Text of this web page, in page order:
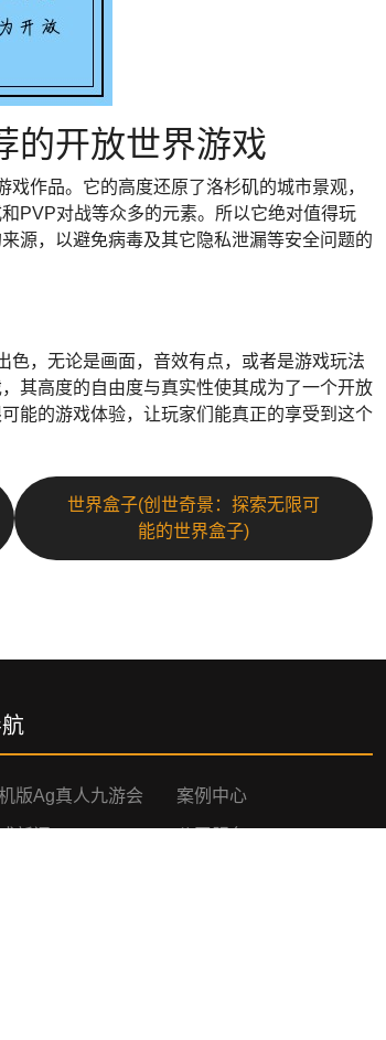
开放世界游戏
作品。它的高度还原了洛杉矶的城市景观，
PVP对战等众多的元素。所以它绝对值得玩
源，以避免病毒及其它隐私泄漏等安全问题的
色，无论是画面，音效有点，或者是游戏玩法
其高度的自由度与真实性使其成为了一个开放
能的游戏体验，让玩家们能真正的享受到这个
世界盒子(创世奇景：探索无限可
能的世界盒子)
版ag真人九游会 案例中心